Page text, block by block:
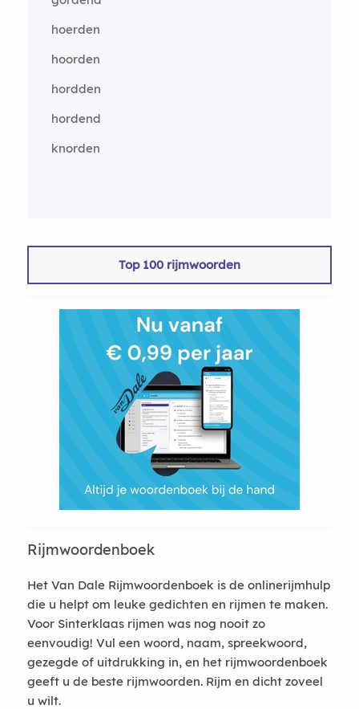
hoerden
hoorden
hordden
hordend
knorden
Top 100 rijmwoorden
Rijmwoordenboek
Het Van Dale Rijmwoordenboek is de onlinerijmhulp
die u helpt om leuke gedichten en rijmen te maken.
Voor Sinterklaas rijmen was nog nooit zo
eenvoudig! Vul een woord, naam, spreekwoord,
gezegde of uitdrukking in, en het rijmwoordenboek
geeft u de beste rijmwoorden. Rijm en dicht zoveel
u wilt.